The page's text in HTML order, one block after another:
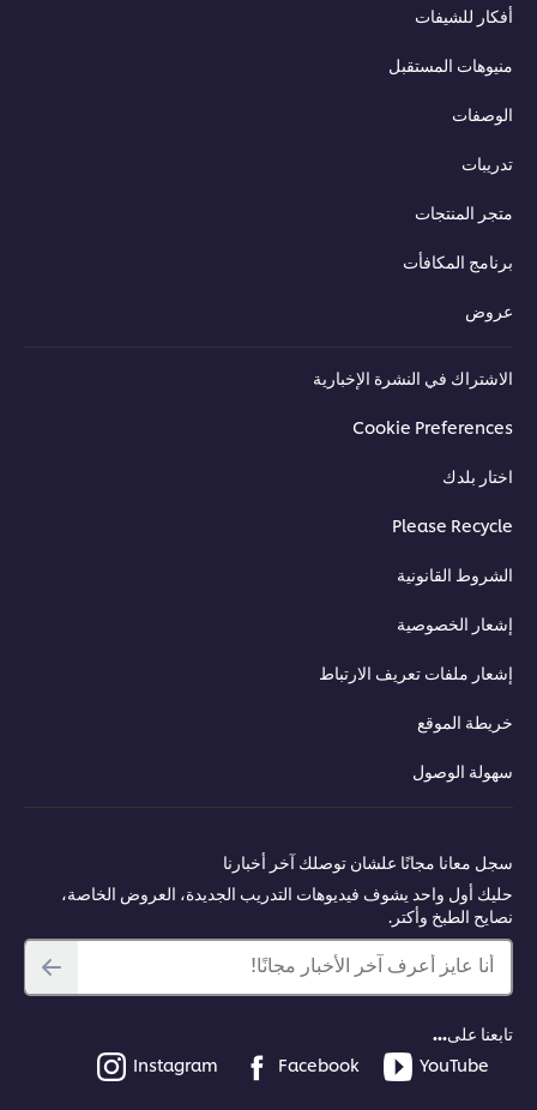
أفكار للشيفات
منيوهات المستقبل
الوصفات
تدريبات
متجر المنتجات
برنامج المكافأت
عروض
الاشتراك في النشرة الإخبارية
Cookie Preferences
اختار بلدك
Please Recycle
الشروط القانونية
إشعار الخصوصية
إشعار ملفات تعريف الارتباط
خريطة الموقع
سهولة الوصول
سجل معانا مجانًا علشان توصلك آخر أخبارنا
حليك أول واحد يشوف فيديوهات التدريب الجديدة، العروض الخاصة،
نصايح الطبخ وأكتر.
أنا عايز أعرف آخر الأخبار مجانًا!
تابعنا على...
YouTube
Facebook
Instagram